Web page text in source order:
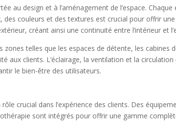
au design et à l’aménagement de l’espace.
couleurs et des textures est crucial pour offrir
créant ainsi une continuité entre l’intérieur et
telles que les espaces de détente, les cabines
aux clients. L’éclairage, la ventilation et la
le bien-être des utilisateurs.
crucial dans l’expérience des clients. Des
sont intégrés pour offrir une gamme